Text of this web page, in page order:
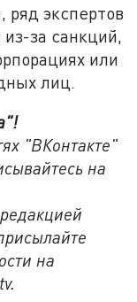
ряд экспертов
за санкций,
или
лиц.
"ВКонтакте"
на
на